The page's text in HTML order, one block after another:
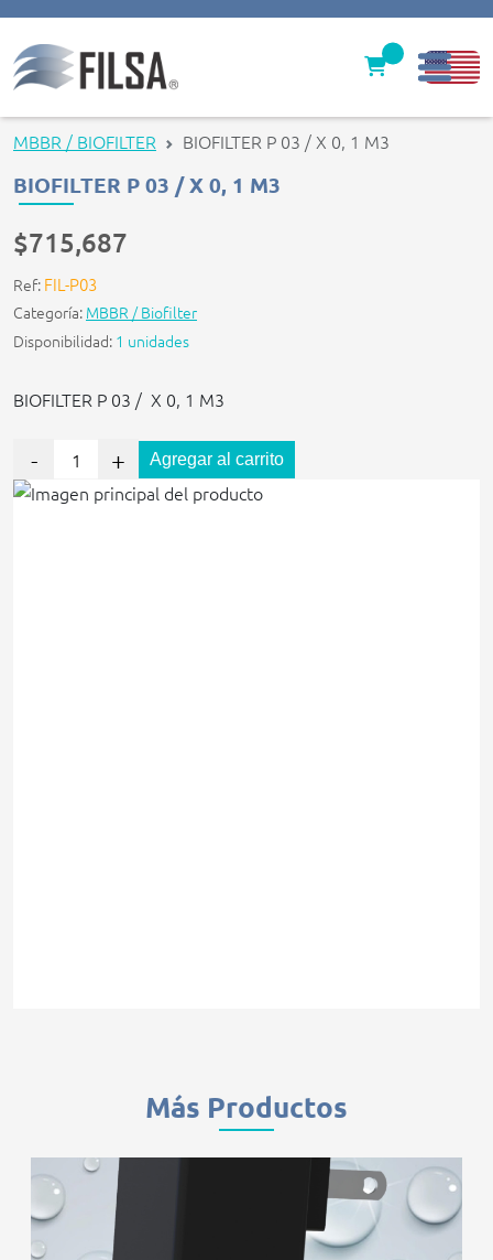
Inicio
Nuestras Soluciones
Contáctenos
MBBR / BIOFILTER BIOFILTER P 03 / X 0, 1 M3
BIOFILTER P 03 / X 0, 1 M3
$715,687
Ref: FIL-P03
Categoría: MBBR / Biofilter
Disponibilidad: 1 unidades
BIOFILTER P 03 / X 0, 1 M3
- + Agregar al carrito
Más Productos